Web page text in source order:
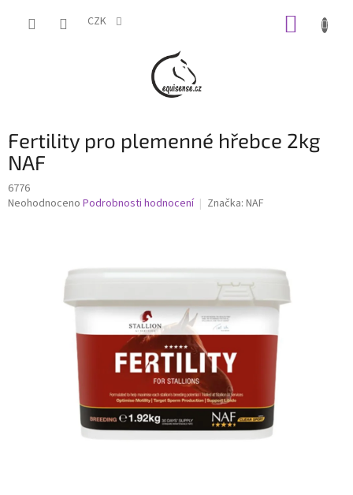
CZK
Fertility pro plemenné hřebce 2kg
NAF
6776
Průměrné
Neohodnoceno Podrobnosti hodnocení Značka: NAF